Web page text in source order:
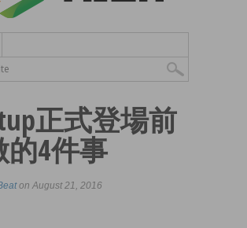
正式登場前
的4件事
on August 21, 2016